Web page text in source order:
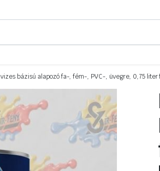
vizes bázisú alapozó fa-, fém-, PVC-, üvegre, 0,75